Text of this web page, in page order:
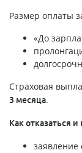
Размер оплаты
«До
Страховая
3 месяца.
Как отказаться
заявление